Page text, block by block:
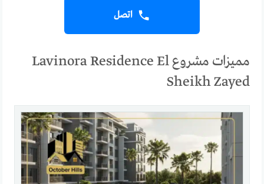
اتصل
مميزات مشروع Lavinora Residence El
Sheikh Zayed